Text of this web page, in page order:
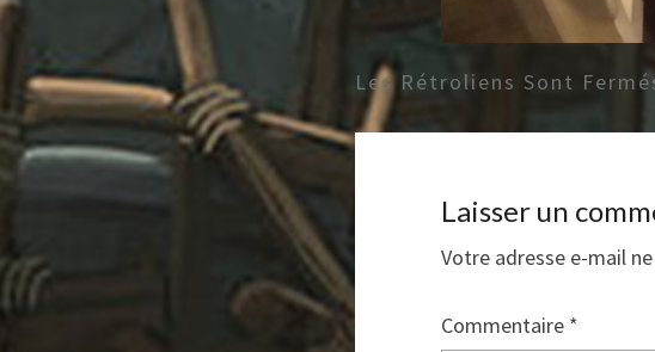
Les Rétroliens Sont
Laisser un
Votre adresse e-mail
Commentaire *